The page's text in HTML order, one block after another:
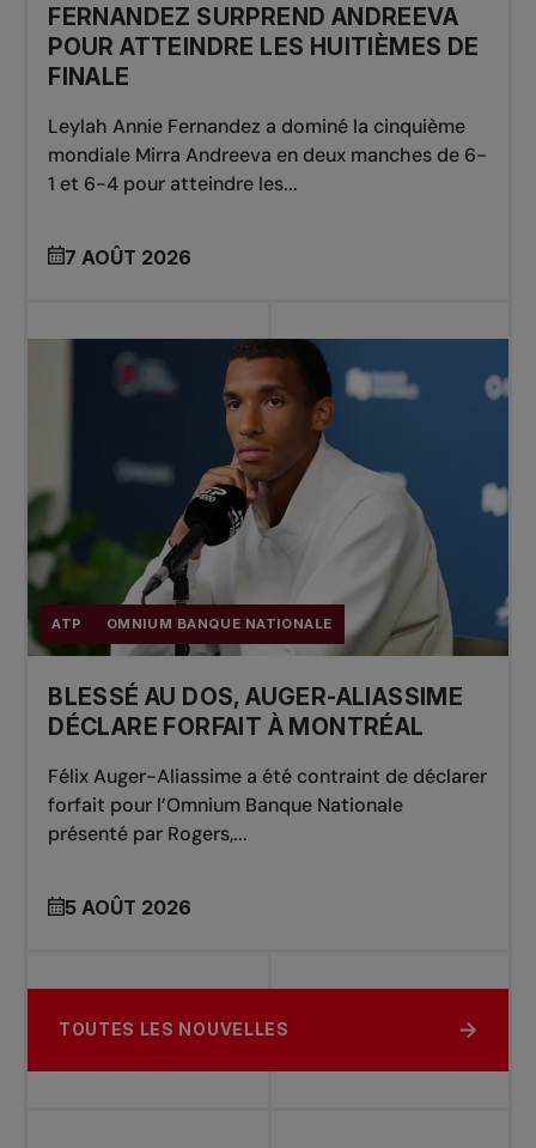
FERNANDEZ SURPREND ANDREEVA
POUR ATTEINDRE LES HUITIÈMES DE
FINALE
Leylah Annie Fernandez a dominé la cinquième
mondiale Mirra Andreeva en deux manches de 6-
1 et 6-4 pour atteindre les...
7 AOÛT 2026
ATP OMNIUM BANQUE NATIONALE
BLESSÉ AU DOS, AUGER-ALIASSIME
DÉCLARE FORFAIT À MONTRÉAL
Félix Auger-Aliassime a été contraint de déclarer
forfait pour l’Omnium Banque Nationale
présenté par Rogers,...
5 AOÛT 2026
TOUTES LES NOUVELLES